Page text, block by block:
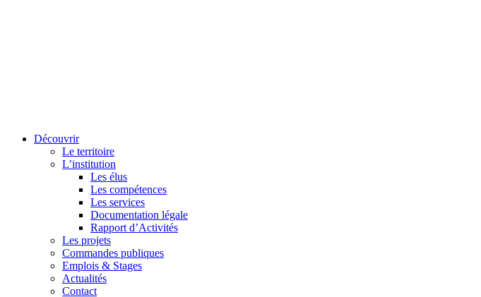
Découvrir
Le territoire
L’institution
Les élus
Les compétences
Les services
Documentation légale
Rapport d’Activités
Les projets
Commandes publiques
Emplois & Stages
Actualités
Contact